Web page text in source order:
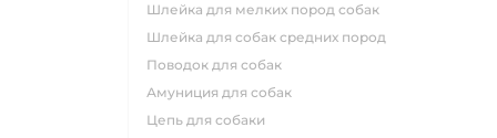
шлейка для мелких пород собак
шлейка для собак средних пород
поводок для собак
амуниция для собак
цепь для собаки